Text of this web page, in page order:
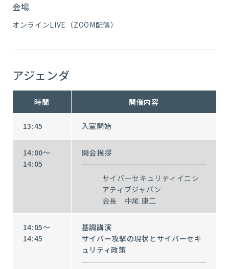
会場
オンラインLIVE（ZOOM配信）
アジェンダ
時間 開催内容
13:45 入室開始
14:00～
14:05
開会挨拶
サイバーセキュリティイニシ
アティブジャパン
会長 中尾 康二
14:05～
14:45
基調講演
サイバー攻撃の現状とサイバーセキ
ュリティ政策